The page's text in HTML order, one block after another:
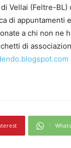
Vellai (Feltre-BL)
di appuntamenti
a chi non ne
di